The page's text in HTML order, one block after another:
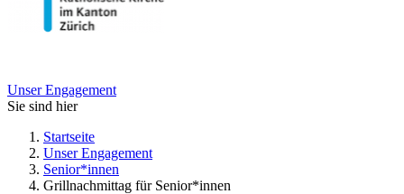
Unser Engagement
Sie sind hier
Startseite
Unser Engagement
Senior*innen
Grillnachmittag für Senior*innen